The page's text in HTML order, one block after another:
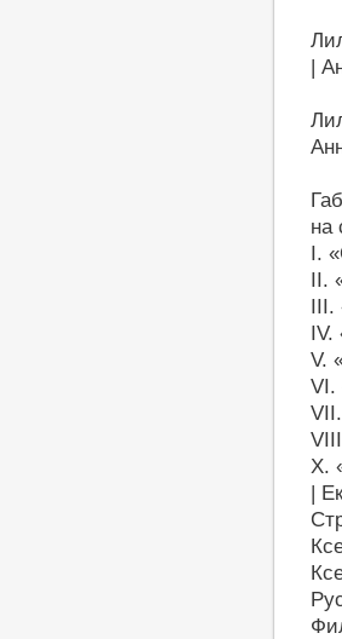
|
на
I.
II.
III.
IV.
V.
VI.
X.
|